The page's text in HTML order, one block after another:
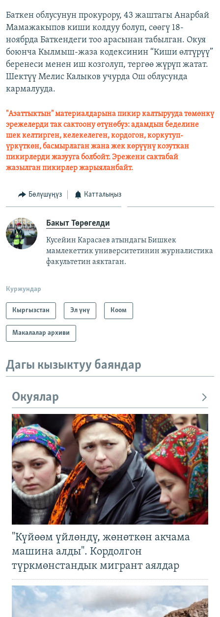
Баткен облусунун прокурору, 43 жаштагы Анарбай
Мамажакыпов киши колдуу болуп, сөөгү 18-
ноябрда Баткендеги тоо арасынан табылган. Окуя
боюнча Кылмыш-жаза кодексинин “Киши өлтүрүү”
беренеси менен иш козголуп, тергөө жүрүп жатат.
Шектүү Мелис Калыков учурда Ош облусунда
кармалууда.
"Азаттыктын" материалдарына пикир калтырууда төмөнкү
эрежелерди так сактоону өтүнөбүз: адамдын беделине
шек келтирген, келекелеген, кордогон, коркутуп-
үркүткөн, басмырлаган жана жек көрүүнү козуткан
пикирлерди жазууга болбойт. Эрежени сактабай
жазылган пикирлер жарыяланбайт.
Бөлүшүңүз Катталыңыз
Бакыт Төрөгелди
Кусейин Карасаев атындагы Бишкек
мамлекеттик университетинин журналистика
факультетин аяктаган.
Куржундар
Кыргызстан Эл үнү Коом
Макалалар архиви
Дагы кызыктуу баяндар
Окуялар
"Күйөөм үйлөндү, жөнөткөн акчама
машина алды". Кордолгон
түркмөнстандык мигрант аялдар